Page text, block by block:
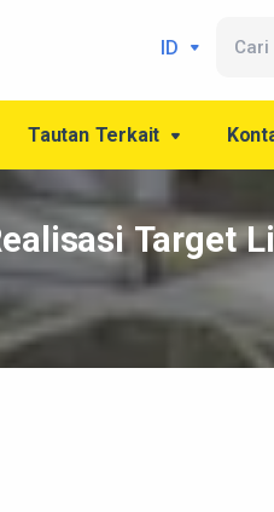
ID
Tautan Terkait
Target